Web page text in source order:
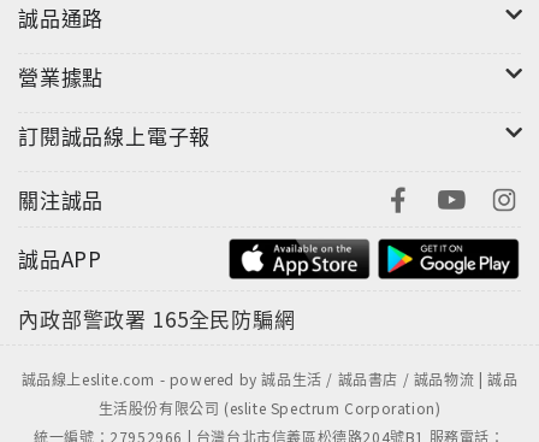
誠品通路
營業據點
訂閱誠品線上電子報
關注誠品
誠品APP
內政部警政署 165全民防騙網
誠品線上eslite.com - powered by 誠品生活 / 誠品書店 / 誠品物流 | 誠品
生活股份有限公司 (eslite Spectrum Corporation)
統一編號：27952966 | 台灣台北市信義區松德路204號B1 服務電話：